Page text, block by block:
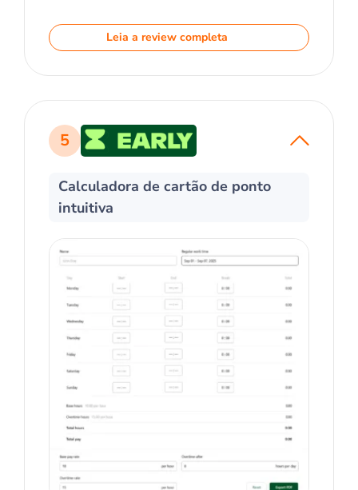
Leia a review completa
5
Calculadora de cartão de ponto
intuitiva